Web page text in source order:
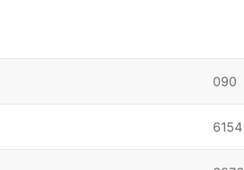
090
6154